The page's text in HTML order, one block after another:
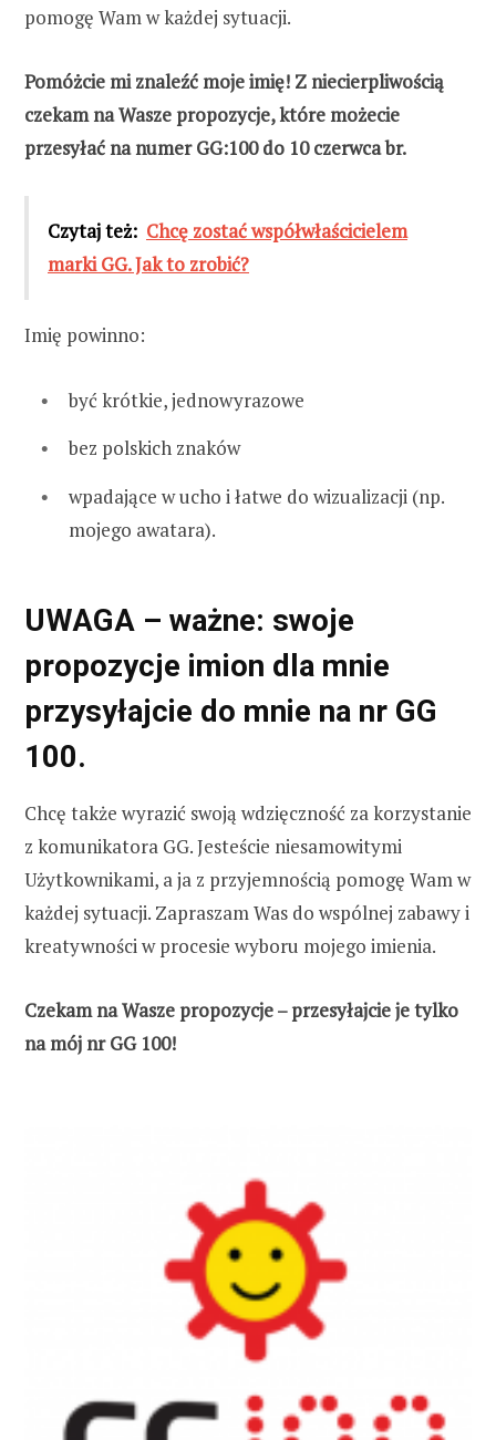
pomogę Wam w każdej sytuacji.
Pomóżcie mi znaleźć moje imię! Z niecierpliwością
czekam na Wasze propozycje, które możecie
przesyłać na numer GG:100 do 10 czerwca br.
Czytaj też: Chcę zostać współwłaścicielem
marki GG. Jak to zrobić?
Imię powinno:
być krótkie, jednowyrazowe
bez polskich znaków
wpadające w ucho i łatwe do wizualizacji (np.
mojego awatara).
UWAGA – ważne: swoje
propozycje imion dla mnie
przysyłajcie do mnie na nr GG
100.
Chcę także wyrazić swoją wdzięczność za korzystanie
z komunikatora GG. Jesteście niesamowitymi
Użytkownikami, a ja z przyjemnością pomogę Wam w
każdej sytuacji. Zapraszam Was do wspólnej zabawy i
kreatywności w procesie wyboru mojego imienia.
Czekam na Wasze propozycje – przesyłajcie je tylko
na mój nr GG 100!